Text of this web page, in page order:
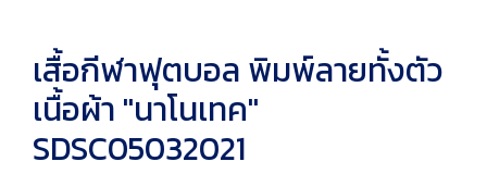
เสื้อกีฬาฟุตบอล พิมพ์ลายทั้งตัว
เนื้อผ้า "นาโนเทค"
SDSC05032021